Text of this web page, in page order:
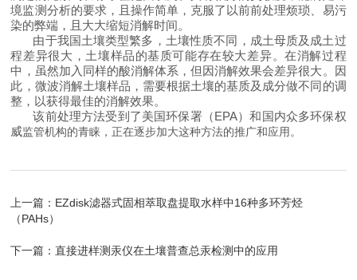
境监测分析的要求，且操作简单，克服了以前前处理烦琐、易污
染的弊端，且大大缩短消解时间。
由于我国土壤类型繁多，土壤性质不同，成土母质及成土过
程差异很大，土壤样品的基质可能存在较大差异。在消解过程
中，虽然加入同样的酸消解体系，但因消解效果会差异很大。因
此，微波消解土壤样品，需要根据土壤的基质及成分做不同的调
整，以获得最佳的消解效果。
该前处理方法受到了美国环保署（EPA）和国内众多环保权
威监管机构的青睐，正在逐步加大这种方法的推广和应用。
上一篇： EZdisk滤器式固相萃取盘提取水样中16种多环芳烃
（PAHs）
下一篇：直接进样测汞仪在土壤普查总汞检测中的应用